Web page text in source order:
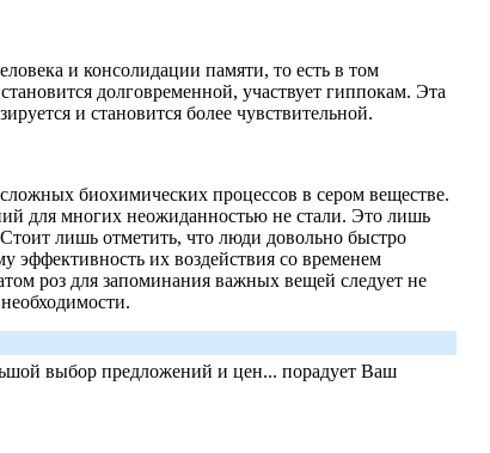
и консолидации памяти, то есть в том
долговременной, участвует гиппокам. Эта
и становится более чувствительной.
биохимических процессов в сером веществе.
для многих неожиданностью не стали. Это лишь
лишь отметить, что люди довольно быстро
эффективность их воздействия со временем
роз для запоминания важных вещей следует не
выбор предложений и цен... порадует Ваш